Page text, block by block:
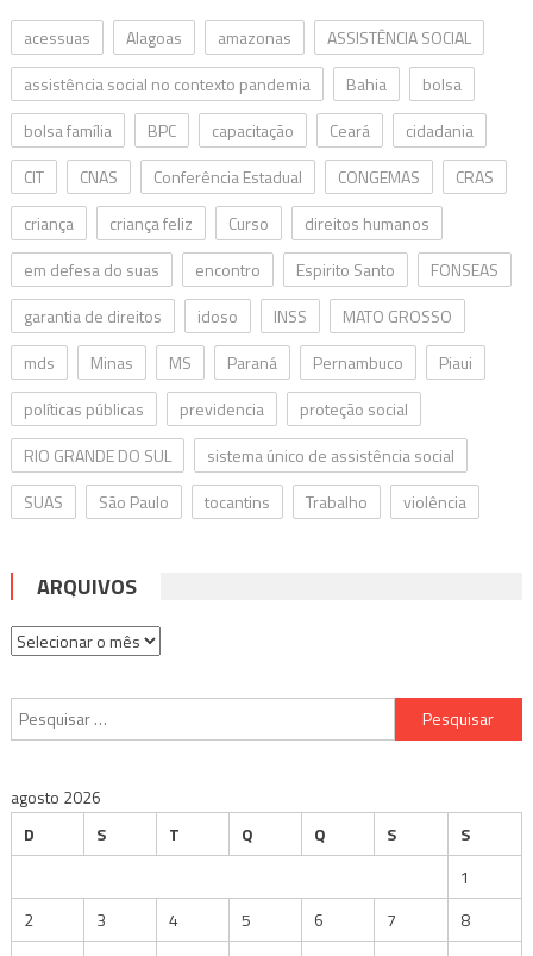
acessuas Alagoas amazonas
ASSISTÊNCIA SOCIAL
assistência social no contexto pandemia
Bahia
bolsa
bolsa família
BPC capacitação Ceará
cidadania
CIT
CNAS Conferência Estadual CONGEMAS
CRAS
criança
criança feliz Curso
direitos humanos
em defesa do suas
encontro Espirito Santo
FONSEAS
garantia de direitos
idoso INSS
MATO GROSSO
mds
Minas MS Paraná Pernambuco
Piaui
políticas públicas
previdencia
proteção social
RIO GRANDE DO SUL
sistema único de assistência social
SUAS
São Paulo tocantins Trabalho violência
ARQUIVOS
Arquivos
Pesquisar
por:
agosto 2026
D
S T Q Q S
S
1
2
3 4 5 6 7
8